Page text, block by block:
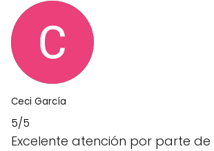
Ceci García
5/5
Excelente atención por parte